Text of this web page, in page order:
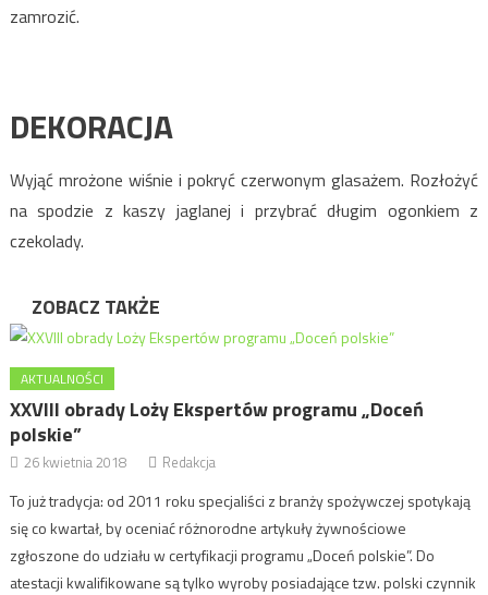
zamrozić.
DEKORACJA
Wyjąć mrożone wiśnie i pokryć czerwonym glasażem. Rozłożyć
na spodzie z kaszy jaglanej i przybrać długim ogonkiem z
czekolady.
ZOBACZ TAKŻE
AKTUALNOŚCI
XXVIII obrady Loży Ekspertów programu „Doceń
polskie”
26 kwietnia 2018 Redakcja
To już tradycja: od 2011 roku specjaliści z branży spożywczej spotykają
się co kwartał, by oceniać różnorodne artykuły żywnościowe
zgłoszone do udziału w certyfikacji programu „Doceń polskie”. Do
atestacji kwalifikowane są tylko wyroby posiadające tzw. polski czynnik